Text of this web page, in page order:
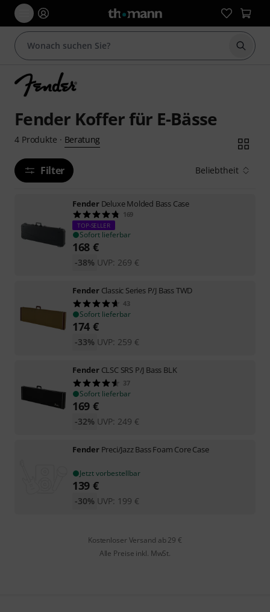
Suche
Fender Koffer für E-Bässe
4 Produkte · Beratung
Filter Beliebtheit
Fender Deluxe Molded Bass Case
169
TOP-SELLER
Sofort lieferbar
168 €
UVP: 269 €
-38%
Fender Classic Series P/J Bass TWD
43
Sofort lieferbar
174 €
UVP: 259 €
-33%
Fender CLSC SRS P/J Bass BLK
37
Sofort lieferbar
169 €
UVP: 249 €
-32%
Fender Preci/Jazz Bass Foam Core Case
Jetzt vorbestellbar
139 €
UVP: 199 €
-30%
Kostenloser Versand ab 29 €
Alle Preise inkl. MwSt.